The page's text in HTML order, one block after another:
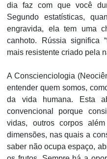
dia faz com que você
Segundo estatísticas,
engravida, ela tem uma
canhoto. Rússia significa
mais resistente criado pela
A Conscienciologia
entender quem somos,
da vida humana. Esta
convencional porque
vidas, outros corpos
dimensões, nas quais a
saber não ocupa espaço,